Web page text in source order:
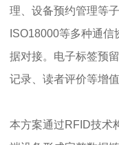
理、设备预约管理等
ISO18000等多种通
据对接。电子标签预
记录、读者评价等增值
本方案通过RFID技术